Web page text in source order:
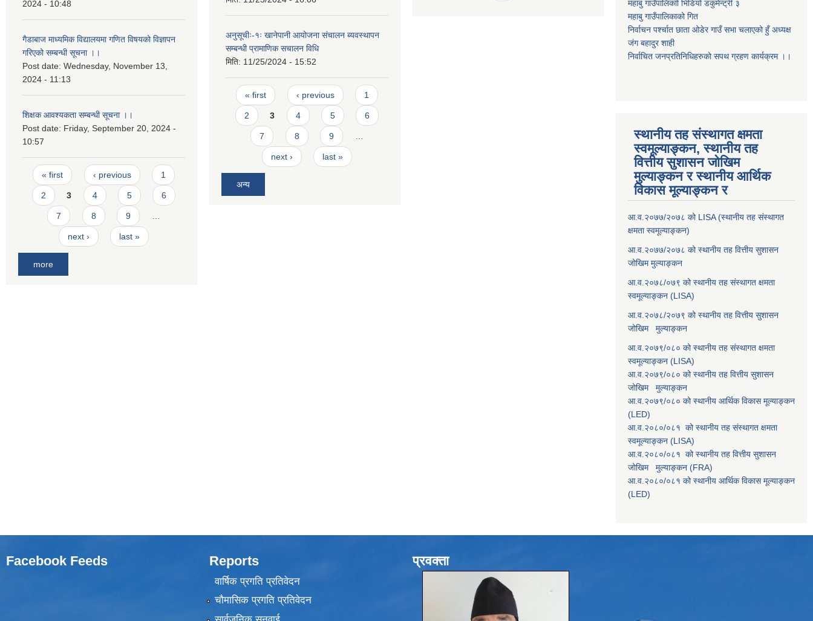
2024 - 10:48
गैडाबाज माध्यमिक विद्यालयमा गणित विषयको विज्ञापन
गरिएको सम्बन्धी सूचना ।।
Post date: Wednesday, November 13,
2024 - 11:13
शिक्षक आवश्यकता सम्बन्धी सूचना ।।
Post date: Friday, September 20, 2024 -
10:57
Pages
« first ‹ previous 1
2 3 4 5 6
7 8 9
next › last »
more
अनुसूचीः-१ः खानेपानी आयोजना संचालन ब्यवस्थापन
सम्बन्धी प्रामाणिक स‌चालन विधि
मिति: 11/25/2024 - 15:52
Pages
« first ‹ previous 1
2 3 4 5 6
7 8 9
next › last »
अन्य
महाबु गाउँपालिकाो भिडियो डकुमेन्ट्री ३
महाबु गाउँपालिकाको गित
निर्वाचन पर्श्चात छाता ओडेर गाउँ सभा चलाएको हुँ अध्यक्ष
जंग बहादुर शाही
निर्वाचित जनप्रतिनिधिहरुको सपथ ग्रहण कार्यक्रम ।।
स्थानीय तह संस्थागत क्षमता
स्वमूल्याङ्कन, स्थानीय तह
वित्तीय सुशासन जोखिम
मुल्याङ्कन र स्थानीय आर्थिक
विकास मूल्याङ्कन र
आ.व.२०७७/२०७८ को LISA (स्थानीय तह संस्थागत
क्षमता स्वमूल्याङ्कन)
आ.व.२०७७/२०७८ को स्थानीय तह वित्तीय सुशासन
जोखिम मुल्याङ्कन
आ.व.२०७८/०७९ को स्थानीय तह संस्थागत क्षमता
स्वमूल्याङ्कन (LISA)
आ.व.२०७८/२०७९ को स्थानीय तह वित्तीय सुशासन
जोखिम मुल्याङ्कन
आ.व.२०७९/०८० को स्थानीय तह संस्थागत क्षमता
स्वमूल्याङ्कन (LISA)
आ.व.२०७९/०८० को स्थानीय तह वित्तीय सुशासन
जोखिम मुल्याङ्कन
आ.व.२०७९/०८० को स्थानीय आर्थिक विकास मूल्याङ्कन
(LED)
आ.व.२०८०/०८१ को स्थानीय तह संस्थागत क्षमता
स्वमूल्याङ्कन (LISA)
आ.व.२०८०/०८१ को स्थानीय तह वित्तीय सुशासन
जोखिम मुल्याङ्कन (FRA)
आ.व.२०८०/०८१ को स्थानीय आर्थिक विकास मूल्याङ्कन
(LED)
Facebook Feeds Reports
वार्षिक प्रगति प्रतिवेदन
चौमासिक प्रगति प्रतिवेदन
प्रवक्ता